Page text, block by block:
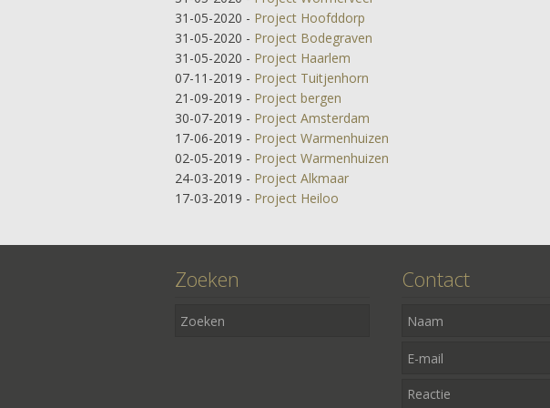
31-05-2020 - Project Hoofddorp
31-05-2020 - Project Bodegraven
31-05-2020 - Project Haarlem
07-11-2019 - Project Tuitjenhorn
21-09-2019 - Project bergen
30-07-2019 - Project Amsterdam
17-06-2019 - Project Warmenhuizen
02-05-2019 - Project Warmenhuizen
24-03-2019 - Project Alkmaar
17-03-2019 - Project Heiloo
Zoeken Contact
Heerhugowaard